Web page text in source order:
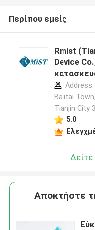
Περίπου εμείς
Rmist
Device
Address:
Balitai
Tianjin City
5.0
Αποκτήστε